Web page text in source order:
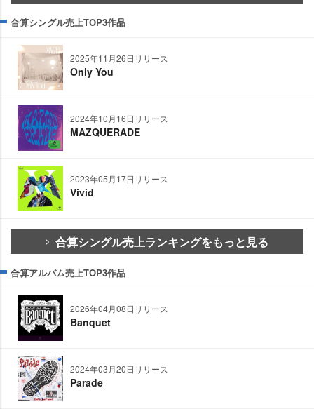
合算シングル売上TOP3作品
2025年11月26日リリース
Only You
2024年10月16日リリース
MAZQUERADE
2023年05月17日リリース
Vivid
合算シングル売上ランキングをもっと見る
合算アルバム売上TOP3作品
2026年04月08日リリース
Banquet
2024年03月20日リリース
Parade